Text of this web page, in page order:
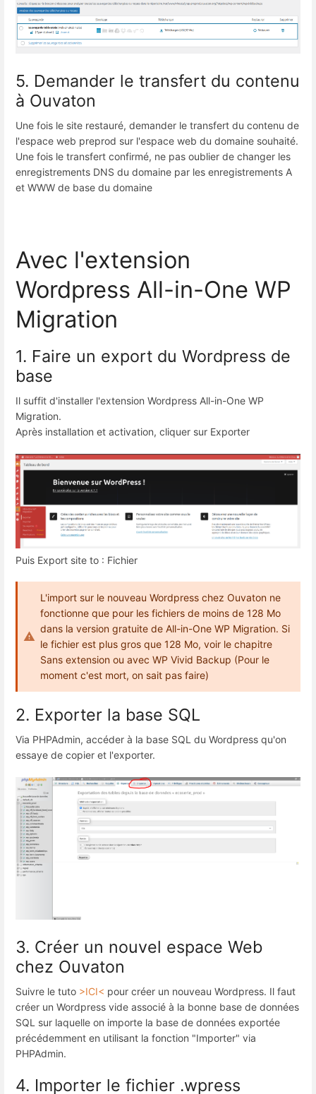
5. Demander le transfert du contenu
à Ouvaton
Une fois le site restauré, demander le transfert du contenu de
l'espace web preprod sur l'espace web du domaine souhaité.
Une fois le transfert confirmé, ne pas oublier de changer les
enregistrements DNS du domaine par les enregistrements A
et WWW de base du domaine
Avec l'extension
Wordpress All-in-One WP
Migration
1. Faire un export du Wordpress de
base
Il suffit d'installer l'extension Wordpress All-in-One WP
Migration.
Après installation et activation, cliquer sur Exporter
Puis Export site to : Fichier
L'import sur le nouveau Wordpress chez Ouvaton ne
fonctionne que pour les fichiers de moins de 128 Mo
dans la version gratuite de All-in-One WP Migration. Si
le fichier est plus gros que 128 Mo, voir le chapitre
Sans extension ou avec WP Vivid Backup (Pour le
moment c'est mort, on sait pas faire)
2. Exporter la base SQL
Via PHPAdmin, accéder à la base SQL du Wordpress qu'on
essaye de copier et l'exporter.
3. Créer un nouvel espace Web
chez Ouvaton
Suivre le tuto >ICI< pour créer un nouveau Wordpress. Il faut
créer un Wordpress vide associé à la bonne base de données
SQL sur laquelle on importe la base de données exportée
précédemment en utilisant la fonction "Importer" via
PHPAdmin.
4. Importer le fichier .wpress